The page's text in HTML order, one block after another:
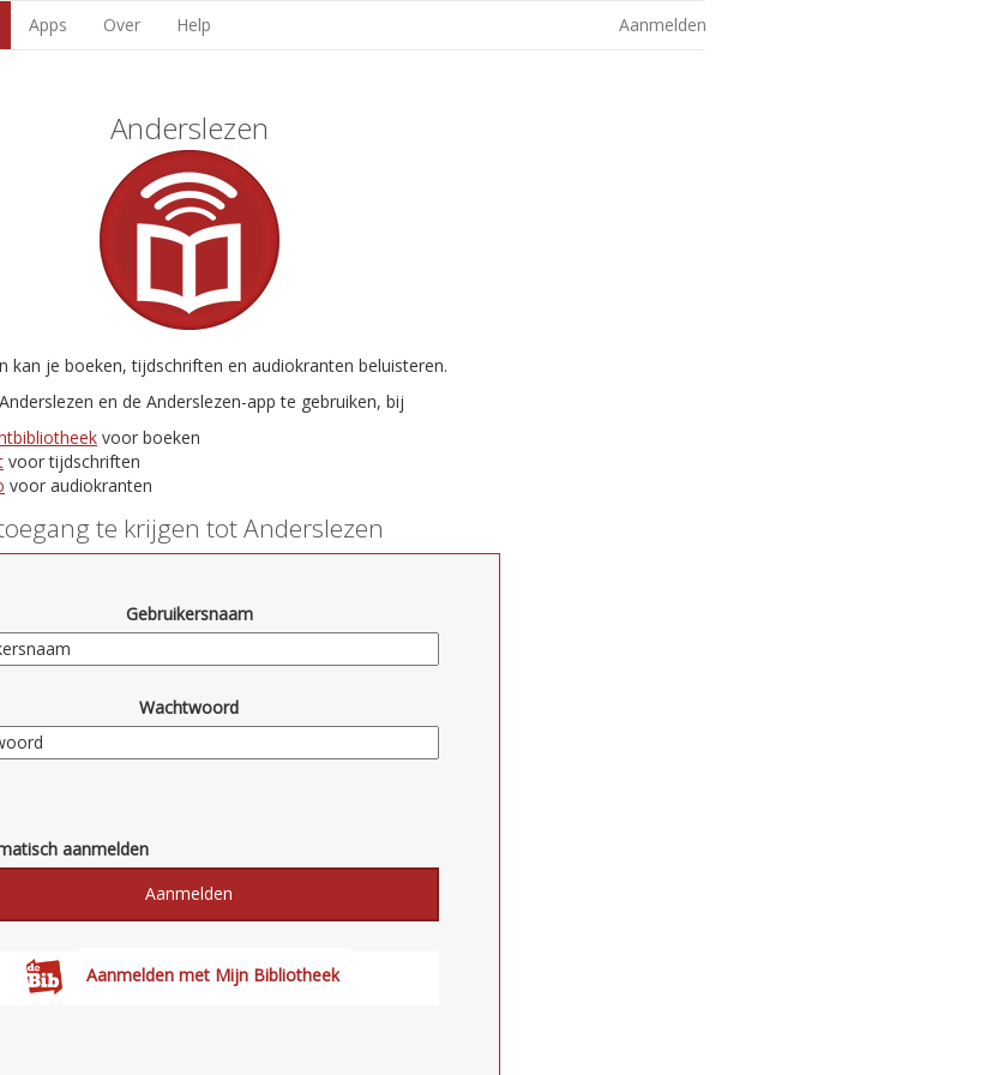
Apps Over Help Aanmelden
Anderslezen
kan je boeken, tijdschriften en audiokranten beluisteren.
en de Anderslezen-app te gebruiken, bij
voor boeken
voor tijdschriften
voor audiokranten
te krijgen tot Anderslezen
Gebruikersnaam
Wachtwoord
aanmelden